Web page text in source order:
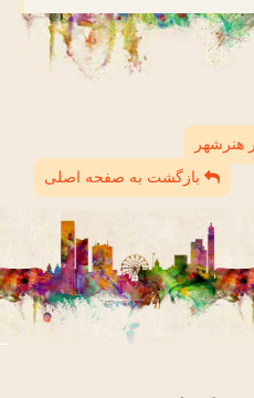
هنرشهر
بازگشت به صفحه اصلی